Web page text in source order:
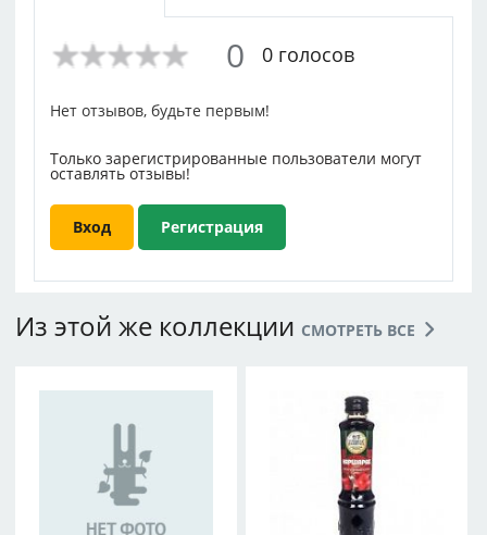
0 0 голосов
Нет отзывов, будьте первым!
Только зарегистрированные пользователи могут
оставлять отзывы!
Вход Регистрация
Из этой же коллекции СМОТРЕТЬ ВСЕ